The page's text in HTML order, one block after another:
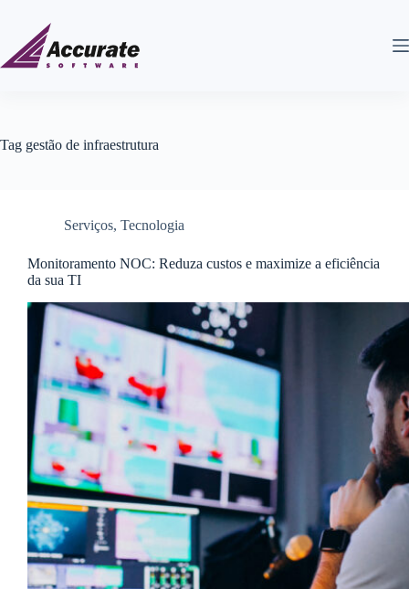
Tag gestão de infraestrutura
Serviços, Tecnologia
Monitoramento NOC: Reduza custos e maximize a eficiência
da sua TI